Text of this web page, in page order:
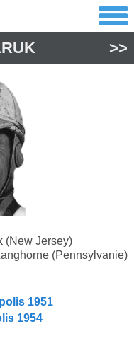
>>
(New Jersey)
(Pennsylvanie)
1951
1954